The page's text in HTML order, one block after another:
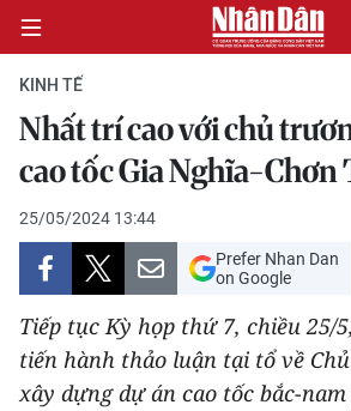
CHÍNH TRỊ
KINH TẾ
VĂN HÓA
XÃ HỘI
PHÁP LUẬT
KINH TẾ
Nhất trí cao với chủ
cao tốc Gia Nghĩa-Chơn
25/05/2024 13:44
Prefer Nhan Dan
on Google
Tiếp tục Kỳ họp thứ 7, chiều 25/
tiến hành thảo luận tại tổ về
xây dựng dự án cao tốc bắc-